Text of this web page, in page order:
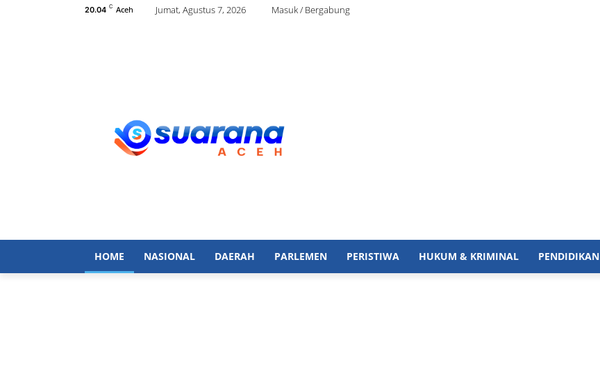
20.04 C Aceh Jumat, Agustus 7, 2026 Masuk / Bergabung
HOME NASIONAL DAERAH PARLEMEN PERISTIWA HUKUM & KRIMINAL PENDIDIKAN